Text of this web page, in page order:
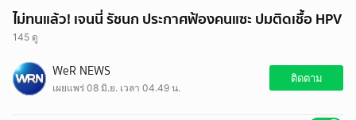
ไม่ทนแล้ว! เจนนี่ รัชนก ประกาศฟ้องคนแซะ ปมติดเชื้อ HPV
145 ดู
WeR NEWS
เผยแพร่ 08 มิ.ย. เวลา 04.49 น.
ติดตาม